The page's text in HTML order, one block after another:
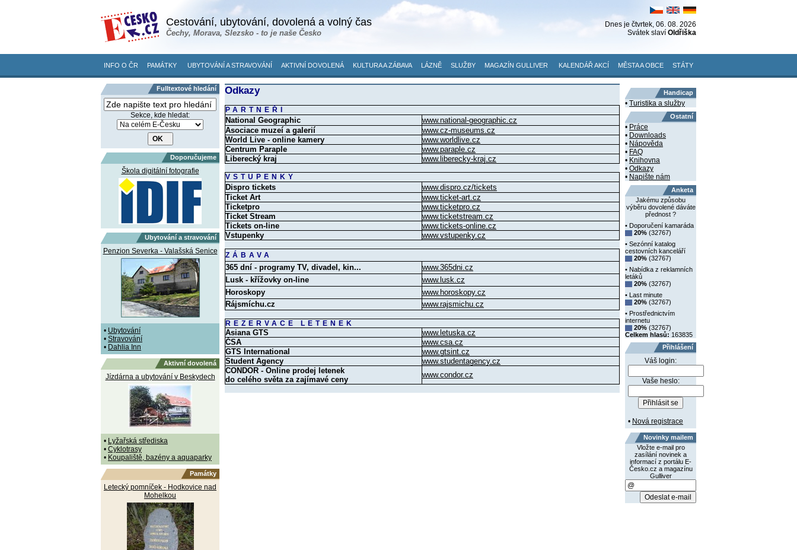
Cestování, ubytování, dovolená a volný čas
Čechy, Morava, Slezsko - to je naše Česko
Dnes je čtvrtek, 06. 08. 2026
Svátek slaví Oldřiška
INFO O ČR PAMÁTKY UBYTOVÁNÍ A STRAVOVÁNÍ AKTIVNÍ DOVOLENÁ KULTURA A ZÁBAVA LÁZNĚ SLUŽBY MAGAZÍN GULLIVER KALENDÁŘ AKCÍ MĚSTA A OBCE STÁTY
Fulltextové hledání
Sekce, kde hledat:
Doporučujeme
Škola digitální fotografie
Ubytování a stravování
Penzion Severka - Valašská Senice
• Ubytování
• Stravování
• Dahlia Inn
Aktivní dovolená
Jízdárna a ubytování v Beskydech
• Lyžařská střediska
• Cyklotrasy
• Koupaliště, bazény a aquaparky
Památky
Letecký pomníček - Hodkovice nad
Mohelkou
Odkazy
PARTNEŘI
National Geographic
www.national-geographic.cz
Asociace muzeí a galerií
www.cz-museums.cz
World Live - online kamery
www.worldlive.cz
Centrum Paraple
www.paraple.cz
Liberecký kraj
www.liberecky-kraj.cz
VSTUPENKY
Dispro tickets
www.dispro.cz/tickets
Ticket Art
www.ticket-art.cz
Ticketpro
www.ticketpro.cz
Ticket Stream
www.ticketstream.cz
Tickets on-line
www.tickets-online.cz
Vstupenky
www.vstupenky.cz
ZÁBAVA
365 dní - programy TV, divadel, kin...
www.365dni.cz
Lusk - křížovky on-line
www.lusk.cz
Horoskopy
www.horoskopy.cz
Rájsmíchu.cz
www.rajsmichu.cz
REZERVACE LETENEK
Asiana GTS
www.letuska.cz
ČSA
www.csa.cz
GTS International
www.gtsint.cz
Student Agency
www.studentagency.cz
CONDOR - Online prodej letenek
do celého světa za zajímavé ceny
www.condor.cz
Handicap
• Turistika a služby
Ostatní
• Práce
• Downloads
• Nápověda
• FAQ
• Knihovna
• Odkazy
• Napište nám
Anketa
Jakému způsobu
výběru dovolené dáváte
přednost ?
• Doporučení kamaráda
20% (32767)
• Sezónní katalog
cestovních kanceláří
20% (32767)
• Nabídka z reklamních
letáků
20% (32767)
• Last minute
20% (32767)
• Prostřednictvím
internetu
20% (32767)
Celkem hlasů: 163835
Přihlášení
Váš login:
Vaše heslo:
• Nová registrace
Novinky mailem
Vložte e-mail pro
zasílání novinek a
informací z portálu E-
Česko.cz a magazínu
Gulliver